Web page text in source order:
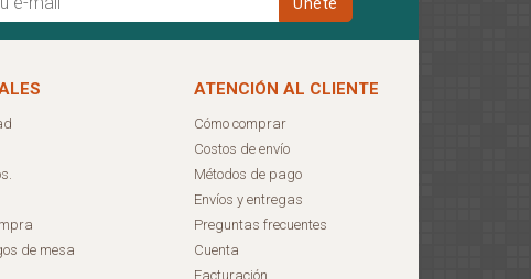
de mesa
ATENCIÓN AL CLIENTE
Cómo comprar
Costos de envío
Métodos de pago
Envíos y entregas
Preguntas frecuentes
Cuenta
Facturación